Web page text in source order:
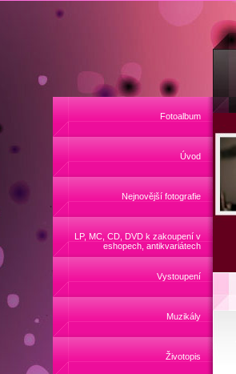
Fotoalbum
Úvod
Nejnovější fotografie
LP, MC, CD, DVD k zakoupení v
eshopech, antikvariátech
Vystoupení
Muzikály
Životopis